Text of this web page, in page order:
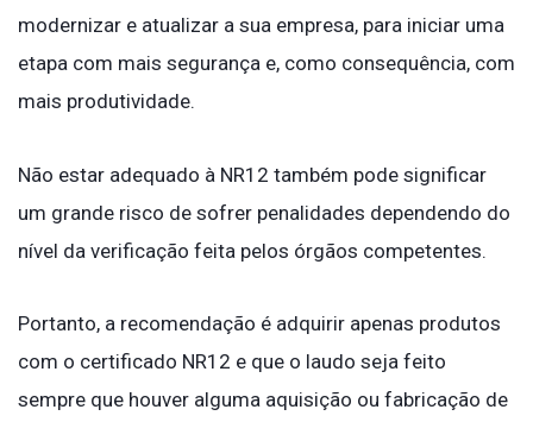
modernizar e atualizar a sua empresa, para iniciar uma
etapa com mais segurança e, como consequência, com
mais produtividade.
Não estar adequado à NR12 também pode significar
um grande risco de sofrer penalidades dependendo do
nível da verificação feita pelos órgãos competentes.
Portanto, a recomendação é adquirir apenas produtos
com o certificado NR12 e que o laudo seja feito
sempre que houver alguma aquisição ou fabricação de